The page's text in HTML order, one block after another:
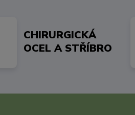
CHIRURGICKÁ
OCEL A STŘÍBRO